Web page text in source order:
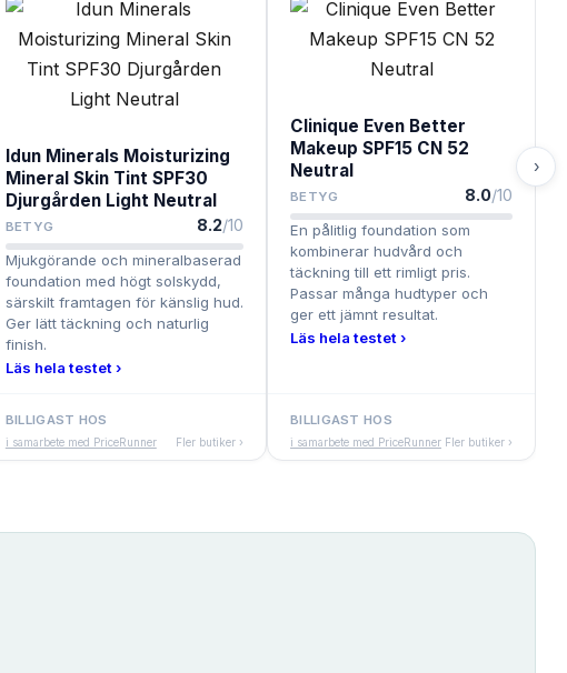
Idun Minerals Moisturizing
Mineral Skin Tint SPF30
Djurgården Light Neutral
BETYG 8.2/10
Mjukgörande och mineralbaserad
foundation med högt solskydd,
särskilt framtagen för känslig hud.
Ger lätt täckning och naturlig
finish.
Läs hela testet ›
BILLIGAST HOS
i samarbete med PriceRunner Fler butiker ›
Clinique Even Better
Makeup SPF15 CN 52
Neutral
BETYG 8.0/10
En pålitlig foundation som
kombinerar hudvård och
täckning till ett rimligt pris.
Passar många hudtyper och
ger ett jämnt resultat.
Läs hela testet ›
BILLIGAST HOS
i samarbete med PriceRunner Fler butiker ›
›